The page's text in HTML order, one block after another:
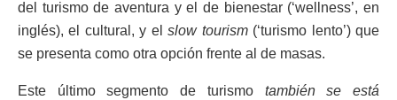
del turismo de aventura y el de bienestar (‘wellness’, en
inglés), el cultural, y elslow tourism(‘turismo lento’) que
se presenta como otra opción frente al de masas.
Este último segmento de turismo también se está